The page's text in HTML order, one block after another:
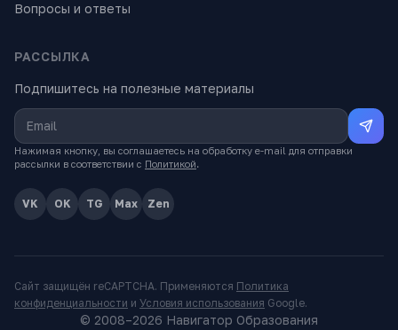
Вопросы и ответы
РАССЫЛКА
Подпишитесь на полезные материалы
Нажимая кнопку, вы соглашаетесь на обработку e-mail для отправки
рассылки в соответствии с Политикой.
VK OK TG Max Zen
Сайт защищён reCAPTCHA. Применяются Политика
конфиденциальности и Условия использования Google.
© 2008–2026 Навигатор Образования